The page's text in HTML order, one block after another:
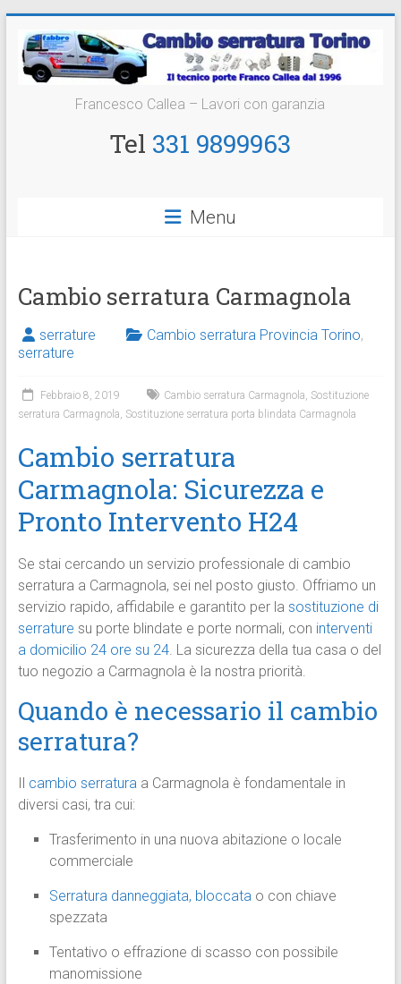
contenuto
Cambio
Serratura
Francesco Callea – Lavori con garanzia
Tel 331 9899963
Menu
Cambio serratura Carmagnola
serrature Cambio serratura Provincia Torino,
serrature
Febbraio 8, 2019 Cambio serratura Carmagnola, Sostituzione
serratura Carmagnola, Sostituzione serratura porta blindata Carmagnola
Cambio serratura
Carmagnola: Sicurezza e
Pronto Intervento H24
Se stai cercando un servizio professionale di cambio
serratura a Carmagnola, sei nel posto giusto. Offriamo un
servizio rapido, affidabile e garantito per la sostituzione di
serrature su porte blindate e porte normali, con interventi
a domicilio 24 ore su 24. La sicurezza della tua casa o del
tuo negozio a Carmagnola è la nostra priorità.
Quando è necessario il cambio
serratura?
cambio serraturaa Carmagnola è fondamentale in
diversi casi, tra cui:
Trasferimento in una nuova abitazione o locale
commerciale
Serratura danneggiata, bloccatao con chiave
spezzata
Tentativo o effrazione di scasso con possibile
manomissione